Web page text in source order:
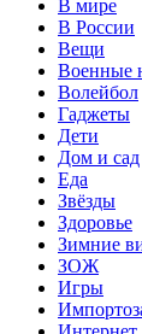
В мире
В России
Вещи
Военные
Волейбол
Гаджеты
Дети
Дом и сад
Еда
Звёзды
Здоровье
Зимние
ЗОЖ
Игры